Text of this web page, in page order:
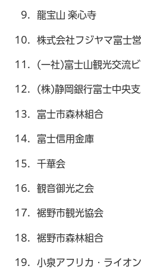
龍宝山 楽心寺
株式会社フジヤマ富士
(一社)富士山観光交流
(株)静岡銀行富士中央
富士市森林組合
富士信用金庫
千華会
観音御光之会
裾野市観光協会
裾野市森林組合
小泉アフリカ・ライオ